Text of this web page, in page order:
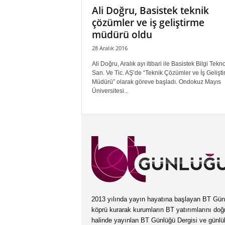
Ali Doğru, Basistek teknik
çözümler ve iş geliştirme
müdürü oldu
28 Aralık 2016
Ali Doğru, Aralık ayı itibari ile Basistek Bilgi
San. Ve Tic. AŞ’de “Teknik Çözümler ve İş
Müdürü” olarak göreve başladı. Ondokuz Mayıs
Üniversitesi...
2013 yılında yayın hayatına başlayan BT
köprü kurarak kurumların BT yatırımlarını
halinde yayınlan BT Günlüğü Dergisi ve